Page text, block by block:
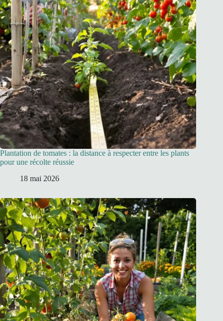
Plantation de tomates : la distance à respecter entre les plants
pour une récolte réussie
18 mai 2026